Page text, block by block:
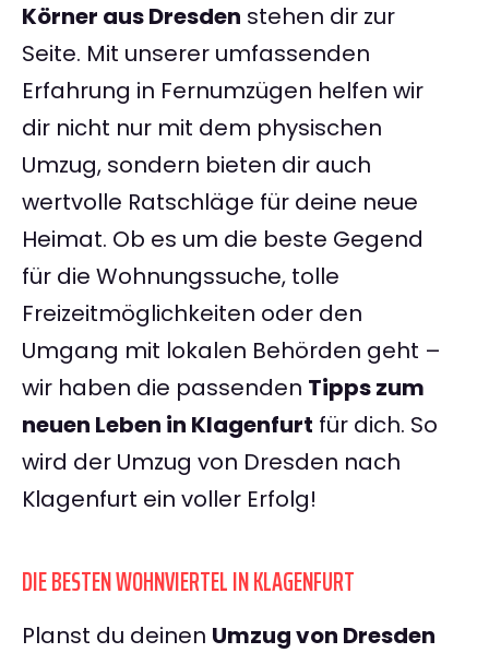
Körner aus Dresden stehen dir zur
Seite. Mit unserer umfassenden
Erfahrung in Fernumzügen helfen wir
dir nicht nur mit dem physischen
Umzug, sondern bieten dir auch
wertvolle Ratschläge für deine neue
Heimat. Ob es um die beste Gegend
für die Wohnungssuche, tolle
Freizeitmöglichkeiten oder den
Umgang mit lokalen Behörden geht –
wir haben die passenden Tipps zum
neuen Leben in Klagenfurt für dich. So
wird der Umzug von Dresden nach
Klagenfurt ein voller Erfolg!
DIE BESTEN WOHNVIERTEL IN KLAGENFURT
Planst du deinen Umzug von Dresden